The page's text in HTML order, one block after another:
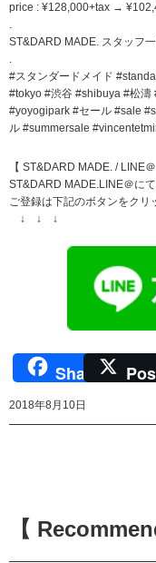
price : ¥128,000+tax →
.
ST&DARD MADE. スタッフ
.
#スタンダードメイド
#tokyo #渋谷 #shibuya #松濤
#yoyogipark #セール #sale
ル #summersale
【 ST&DARD MADE. / LINE＠
ST&DARD MADE.LINE＠に
ご登録は下記のボタンをクリ
↓ ↓ ↓
Share
2018年8月10日
【